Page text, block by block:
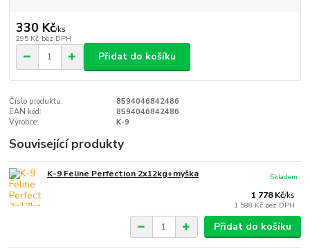
330 Kč/ks
295 Kč bez DPH
Přidat do košíku
Číslo produktu:
8594046842486
EAN kód:
8594046842486
Výrobce:
K-9
Související produkty
K-9 Feline Perfection 2x12kg+myška
1 778 Kč/ks
1 588 Kč bez DPH
Skladem
Přidat do košíku